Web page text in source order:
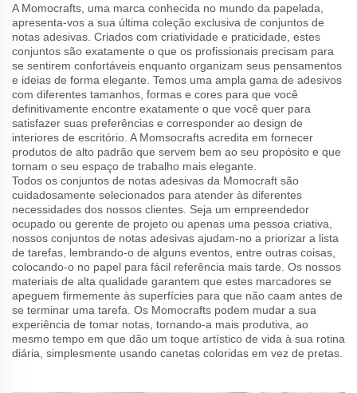
A Momocrafts, uma marca conhecida no mundo da papelada,
apresenta-vos a sua última coleção exclusiva de conjuntos de
notas adesivas. Criados com criatividade e praticidade, estes
conjuntos são exatamente o que os profissionais precisam para
se sentirem confortáveis enquanto organizam seus pensamentos
e ideias de forma elegante. Temos uma ampla gama de adesivos
com diferentes tamanhos, formas e cores para que você
definitivamente encontre exatamente o que você quer para
satisfazer suas preferências e corresponder ao design de
interiores de escritório. A Momsocrafts acredita em fornecer
produtos de alto padrão que servem bem ao seu propósito e que
tornam o seu espaço de trabalho mais elegante.
Todos os conjuntos de notas adesivas da Momocraft são
cuidadosamente selecionados para atender às diferentes
necessidades dos nossos clientes. Seja um empreendedor
ocupado ou gerente de projeto ou apenas uma pessoa criativa,
nossos conjuntos de notas adesivas ajudam-no a priorizar a lista
de tarefas, lembrando-o de alguns eventos, entre outras coisas,
colocando-o no papel para fácil referência mais tarde. Os nossos
materiais de alta qualidade garantem que estes marcadores se
apeguem firmemente às superfícies para que não caam antes de
se terminar uma tarefa. Os Momocrafts podem mudar a sua
experiência de tomar notas, tornando-a mais produtiva, ao
mesmo tempo em que dão um toque artístico de vida à sua rotina
diária, simplesmente usando canetas coloridas em vez de pretas.